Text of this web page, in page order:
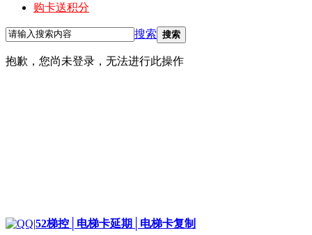
购卡送积分
搜索 搜索
抱歉，您尚未登录，无法进行此操作
|52梯控│电梯卡延期│电梯卡复制